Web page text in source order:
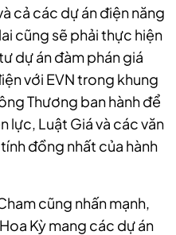
cả các dự án điện năng
cũng sẽ phải thực hiện
dự án đàm phán giá
với EVN trong khung
Thương ban hành để
lực, Luật Giá và các văn
đồng nhất của hành
cũng nhấn mạnh,
Kỳ mang các dự án